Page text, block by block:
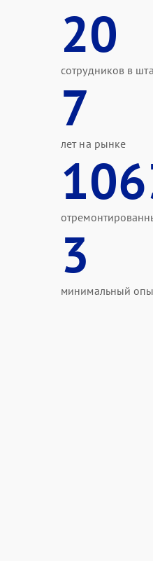
20
сотрудников в
7
лет на рынке
3
минимальный